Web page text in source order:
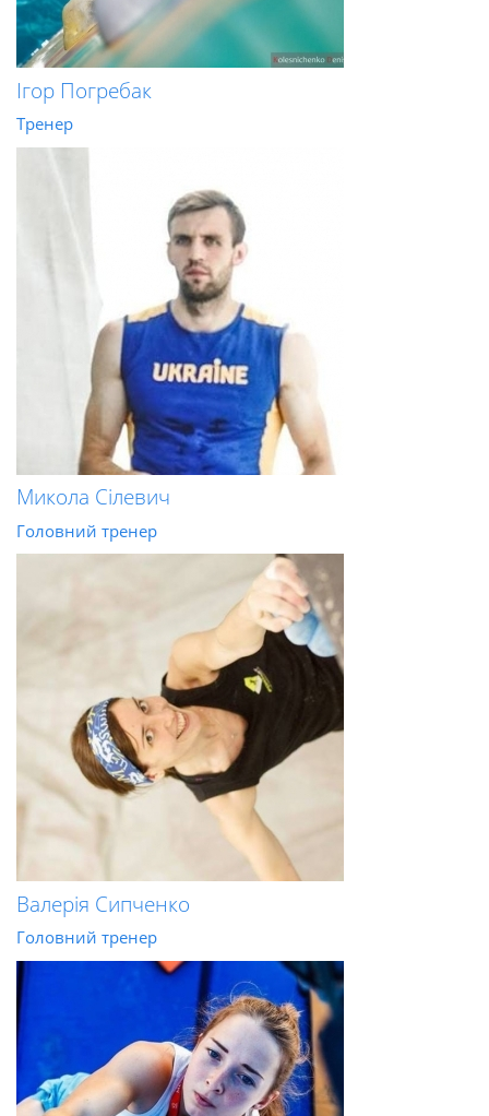
Ігор Погребак
Тренер
Микола Сілевич
Головний тренер
Валерія Сипченко
Головний тренер